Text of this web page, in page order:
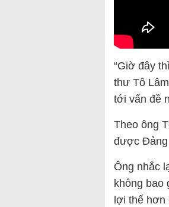
“Giờ đây
thư Tô
tới vấn đề
Theo ông
được Đảng
Ông nhắc
không bao
lợi thế hơn